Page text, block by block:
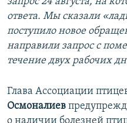
ответа. Мы сказали
поступило новое
направили запрос с
течение двух рабочих
Глава Ассоциации
Осмоналиев